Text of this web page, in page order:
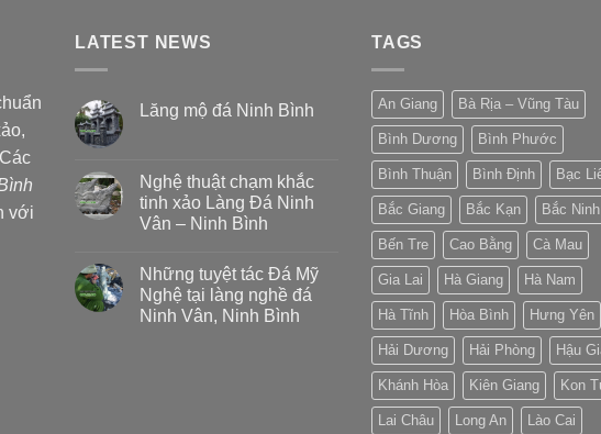
với
LATEST NEWS
Lăng mộ đá Ninh Bình
Nghệ thuật chạm khắc
tinh xảo Làng Đá Ninh
Vân – Ninh Bình
Những tuyệt tác Đá Mỹ
Nghệ tại làng nghề đá
Ninh Vân, Ninh Bình
TAGS
An Giang Bà Rịa – Vũng Tàu
Bình Dương Bình Phước
Bình Thuận Bình Định Bạc
Bắc Giang Bắc Kạn Bắc Ninh
Bến Tre Cao Bằng Cà Mau
Gia Lai Hà Giang Hà Nam
Hà Tĩnh Hòa Bình Hưng Yên
Hải Dương Hải Phòng Hậu
Khánh Hòa Kiên Giang Kon
Lai Châu Long An Lào Cai